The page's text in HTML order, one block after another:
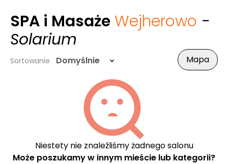
SPA i Masaże Wejherowo -
Solarium
Sortowanie Domyślnie Mapa
Niestety nie znaleźliśmy żadnego salonu
Może poszukamy w innym mieście lub kategorii?